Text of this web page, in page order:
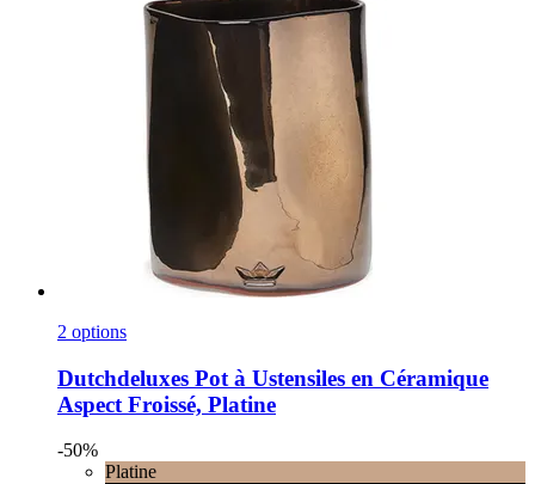
2 options
Dutchdeluxes Pot à Ustensiles en Céramique
Aspect Froissé, Platine
-50%
Platine